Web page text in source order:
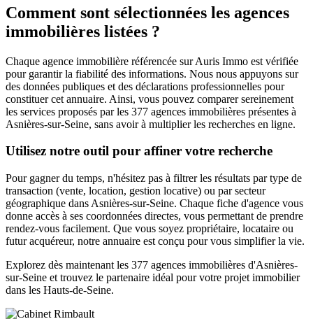
Comment sont sélectionnées les agences
immobilières listées ?
Chaque agence immobilière référencée sur Auris Immo est vérifiée
pour garantir la fiabilité des informations. Nous nous appuyons sur
des données publiques et des déclarations professionnelles pour
constituer cet annuaire. Ainsi, vous pouvez comparer sereinement
les services proposés par les 377 agences immobilières présentes à
Asnières-sur-Seine, sans avoir à multiplier les recherches en ligne.
Utilisez notre outil pour affiner votre recherche
Pour gagner du temps, n'hésitez pas à filtrer les résultats par type de
transaction (vente, location, gestion locative) ou par secteur
géographique dans Asnières-sur-Seine. Chaque fiche d'agence vous
donne accès à ses coordonnées directes, vous permettant de prendre
rendez-vous facilement. Que vous soyez propriétaire, locataire ou
futur acquéreur, notre annuaire est conçu pour vous simplifier la vie.
Explorez dès maintenant les 377 agences immobilières d'Asnières-
sur-Seine et trouvez le partenaire idéal pour votre projet immobilier
dans les Hauts-de-Seine.